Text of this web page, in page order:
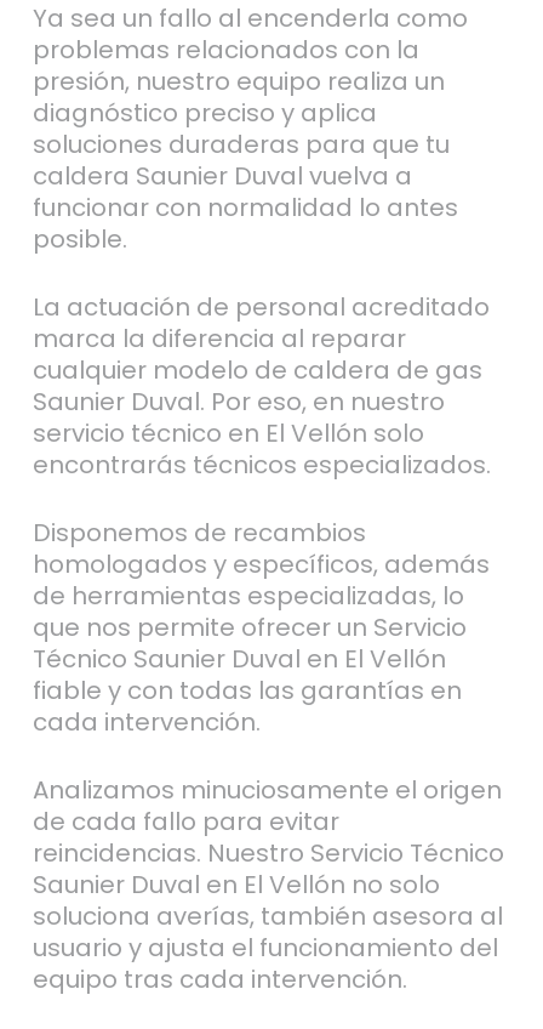
Ya sea un fallo al encenderla como
problemas relacionados con la
presión, nuestro equipo realiza un
diagnóstico preciso y aplica
soluciones duraderas para que tu
caldera Saunier Duval vuelva a
funcionar con normalidad lo antes
posible.
La actuación de personal acreditado
marca la diferencia al reparar
cualquier modelo de caldera de gas
Saunier Duval. Por eso, en nuestro
servicio técnico en El Vellón solo
encontrarás técnicos especializados.
Disponemos de recambios
homologados y específicos, además
de herramientas especializadas, lo
que nos permite ofrecer un Servicio
Técnico Saunier Duval en El Vellón
fiable y con todas las garantías en
cada intervención.
Analizamos minuciosamente el origen
de cada fallo para evitar
reincidencias. Nuestro Servicio Técnico
Saunier Duval en El Vellón no solo
soluciona averías, también asesora al
usuario y ajusta el funcionamiento del
equipo tras cada intervención.